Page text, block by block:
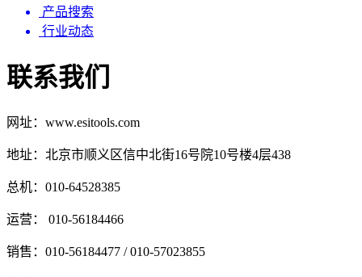
产品搜索
行业动态
联系我们
网址：www.esitools.com
地址：北京市顺义区信中北街16号院10号楼4层438
总机：010-64528385
运营： 010-56184466
销售：010-56184477 / 010-57023855